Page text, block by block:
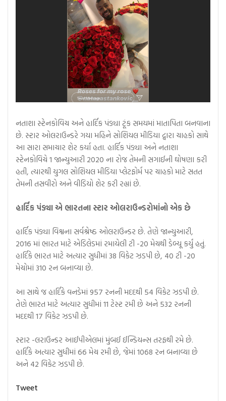
નતાશા સ્ટેનકોવિચ અને હાર્દિક પંડ્યા ટૂંક સમયમાં માતાપિતા બનવાના
છે. સ્ટાર ઓલરાઉન્ડરે ગયા મહિને સોશિયલ મીડિયા દ્વારા ચાહકો સાથે
આ સારા સમાચાર શેર કર્યા હતા. હાર્દિક પંડ્યા અને નતાશા
સ્ટેનકોવિચે 1 જાન્યુઆરી 2020 ના રોજ તેમની સગાઈની ઘોષણા કરી
હતી, ત્યારથી યુગલ સોશિયલ મીડિયા પ્લેટફોર્મ પર ચાહકો માટે સતત
તેમની તસવીરો અને વીડિયો શેર કરી રહ્યાં છે.
હાર્દિક પંડ્યા એ ભારતના સ્ટાર ઓલરાઉન્ડરોમાંનો એક છે
હાર્દિક પંડ્યા વિશ્વના સર્વશ્રેષ્ઠ ઓલરાઉન્ડર છે. તેણે જાન્યુઆરી,
2016 માં ભારત માટે એડિલેડમાં રમાયેલી ટી -20 મેચથી ડેબ્યૂ કર્યું હતું.
હાર્દિકે ભારત માટે અત્યાર સુધીમાં 38 વિકેટ ઝડપી છે, 40 ટી -20
મેચોમાં 310 રન બનાવ્યા છે.
આ સાથે જ હાર્દિકે વનડેમાં 957 રનની મદદથી 54 વિકેટ ઝડપી છે.
તેણે ભારત માટે અત્યાર સુધીમાં 11 ટેસ્ટ રમી છે અને 532 રનની
મદદથી 17 વિકેટ ઝડપી છે.
સ્ટાર -લરાઉન્ડર આઈપીએલમાં મુંબઈ ઈન્ડિયન્સ તરફથી રમે છે.
હાર્દિકે અત્યાર સુધીમાં 66 મેચ રમી છે, જેમાં 1068 રન બનાવ્યા છે
અને 42 વિકેટ ઝડપી છે.
Tweet